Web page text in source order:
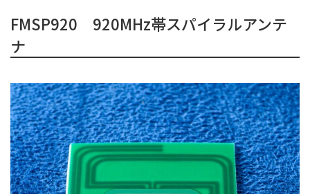
FMSP920 920MHz帯スパイラルアンテ
ナ